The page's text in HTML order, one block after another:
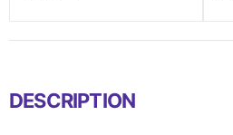
DESCRIPTION